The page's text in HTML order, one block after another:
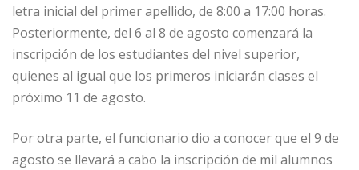
letra inicial del primer apellido, de 8:00 a 17:00 horas.
Posteriormente, del 6 al 8 de agosto comenzará la
inscripción de los estudiantes del nivel superior,
quienes al igual que los primeros iniciarán clases el
próximo 11 de agosto.
Por otra parte, el funcionario dio a conocer que el 9 de
agosto se llevará a cabo la inscripción de mil alumnos